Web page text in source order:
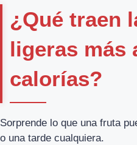
¿Qué traen
ligeras más
calorías?
Sorprende lo que una fruta
o una tarde cualquiera.